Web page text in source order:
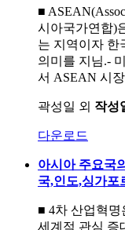
■
시아국가연합)
는 지역이자 한
의미를 지님.-
서 ASEAN 시장
곽성일 외 작성
다운로드
아시아 주요국
국,인도,싱가포
■ 4차 산업혁명
세계적 관심 증